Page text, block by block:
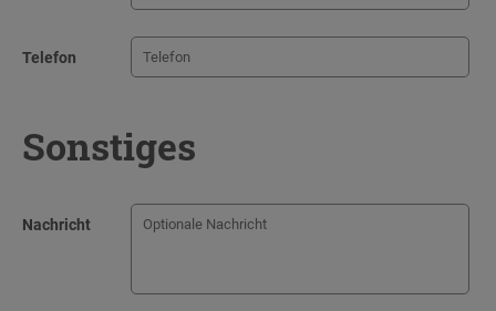
Telefon
Sonstiges
Nachricht